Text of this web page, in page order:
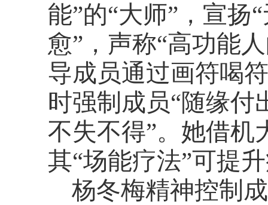
能”的“大师”，宣扬
愈”，声称“高功能
导成员通过画符喝
时强制成员“随缘付
不失不得”。她借机
其“场能疗法”可提
杨冬梅精神控制